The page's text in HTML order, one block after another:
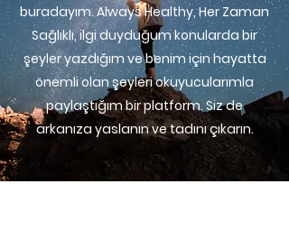
buradayım. Always Healthy, Her Zaman
Sağlıklı, ilgi duyduğum konularda bir
şeyler yazdığım ve benim için hayatta
önemli olan şeyleri okuyucularımla
paylaştığım bir platform. Siz de
arkanıza yaslanın ve tadını çıkarın.